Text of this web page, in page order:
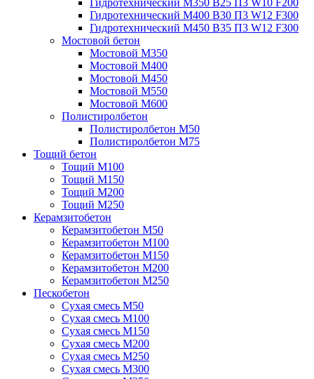
Гидротехнический М350 B25 П3 W10 F200
Гидротехнический М400 B30 П3 W12 F300
Гидротехнический М450 B35 П3 W12 F300
Мостовой бетон
Мостовой М350
Мостовой М400
Мостовой М450
Мостовой М550
Мостовой М600
Полистиролбетон
Полистиролбетон М50
Полистиролбетон М75
Тощий бетон
Тощий М100
Тощий М150
Тощий М200
Тощий М250
Керамзитобетон
Керамзитобетон М50
Керамзитобетон М100
Керамзитобетон М150
Керамзитобетон М200
Керамзитобетон М250
Пескобетон
Сухая смесь М50
Сухая смесь М100
Сухая смесь М150
Сухая смесь М200
Сухая смесь М250
Сухая смесь М300